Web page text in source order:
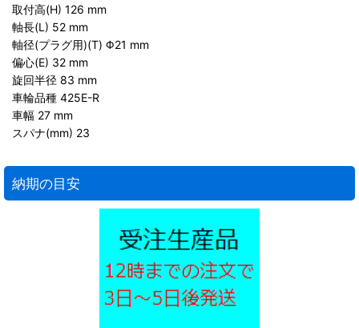
取付高(H) 126 mm
軸長(L) 52 mm
軸径(プラグ用)(T) Φ21 mm
偏心(E) 32 mm
旋回半径 83 mm
車輪品種 425E-R
車幅 27 mm
スパナ(mm) 23
納期の目安